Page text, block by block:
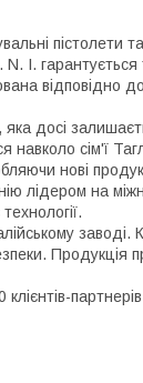
пістолети
I. гарантується
відповідно
досі
навколо сім'ї
нові
лідером на
Продукція